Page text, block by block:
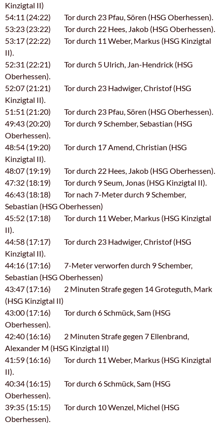
Kinzigtal II)
54:11 (24:22) Tor durch 23 Pfau, Sören (HSG Oberhessen).
53:23 (23:22) Tor durch 22 Hees, Jakob (HSG Oberhessen).
53:17 (22:22) Tor durch 11 Weber, Markus (HSG Kinzigtal
II).
52:31 (22:21) Tor durch 5 Ulrich, Jan-Hendrick (HSG
Oberhessen).
52:07 (21:21) Tor durch 23 Hadwiger, Christof (HSG
Kinzigtal II).
51:51 (21:20) Tor durch 23 Pfau, Sören (HSG Oberhessen).
49:43 (20:20) Tor durch 9 Schember, Sebastian (HSG
Oberhessen).
48:54 (19:20) Tor durch 17 Amend, Christian (HSG
Kinzigtal II).
48:07 (19:19) Tor durch 22 Hees, Jakob (HSG Oberhessen).
47:32 (18:19) Tor durch 9 Seum, Jonas (HSG Kinzigtal II).
46:43 (18:18) Tor nach 7-Meter durch 9 Schember,
Sebastian (HSG Oberhessen)
45:52 (17:18) Tor durch 11 Weber, Markus (HSG Kinzigtal
II).
44:58 (17:17) Tor durch 23 Hadwiger, Christof (HSG
Kinzigtal II).
44:16 (17:16) 7-Meter verworfen durch 9 Schember,
Sebastian (HSG Oberhessen)
43:47 (17:16) 2 Minuten Strafe gegen 14 Groteguth, Mark
(HSG Kinzigtal II)
43:00 (17:16) Tor durch 6 Schmück, Sam (HSG
Oberhessen).
42:40 (16:16) 2 Minuten Strafe gegen 7 Ellenbrand,
Alexander M (HSG Kinzigtal II)
41:59 (16:16) Tor durch 11 Weber, Markus (HSG Kinzigtal
II).
40:34 (16:15) Tor durch 6 Schmück, Sam (HSG
Oberhessen).
39:35 (15:15) Tor durch 10 Wenzel, Michel (HSG
Oberhessen).